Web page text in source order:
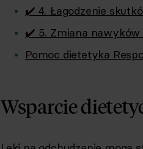
✔️ 4. Łagodzenie
✔️ 5. Zmiana
Pomoc dietetyka
Wsparcie